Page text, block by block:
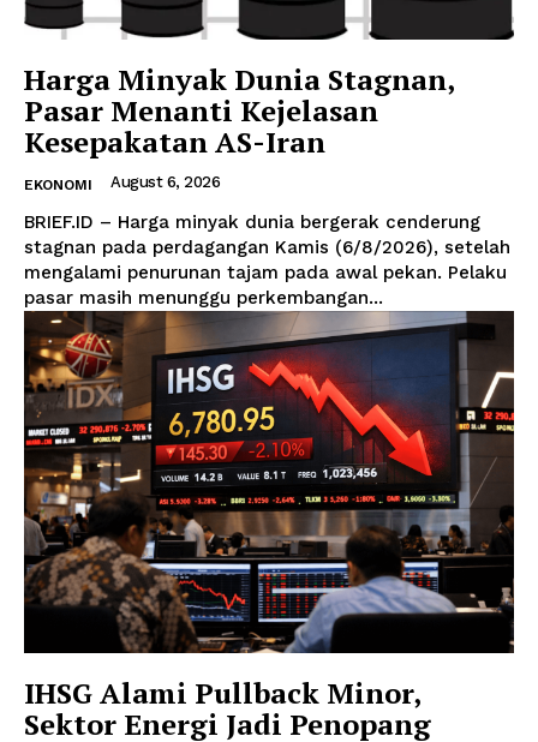
Harga Minyak Dunia Stagnan,
Pasar Menanti Kejelasan
Kesepakatan AS-Iran
EKONOMI August 6, 2026
BRIEF.ID – Harga minyak dunia bergerak cenderung
stagnan pada perdagangan Kamis (6/8/2026), setelah
mengalami penurunan tajam pada awal pekan. Pelaku
pasar masih menunggu perkembangan...
IHSG Alami Pullback Minor,
Sektor Energi Jadi Penopang